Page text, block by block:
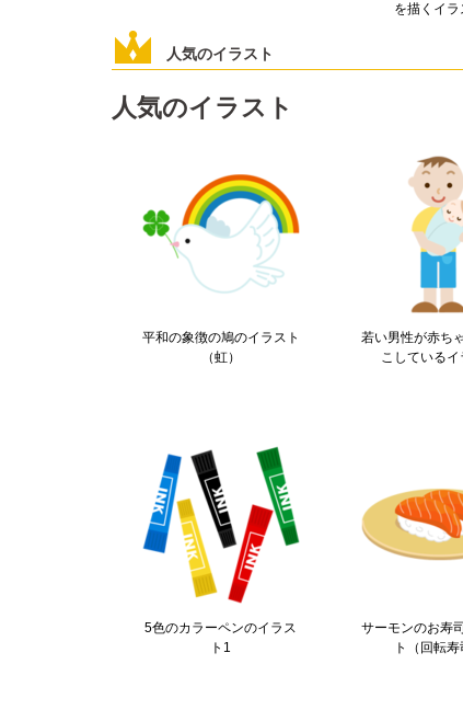
を描くイラ
人気のイラスト
人気のイラスト
平和の象徴の鳩のイラスト
（虹）
若い男性が赤ち
こしているイ
5色のカラーペンのイラス
ト1
サーモンのお寿
ト（回転寿